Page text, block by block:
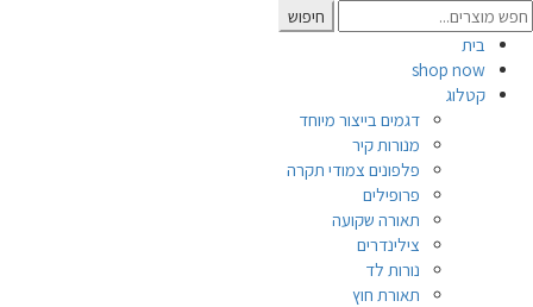
Search
for:
חיפוש
בית
shop now
קטלוג
דגמים בייצור מיוחד
מנורות קיר
פלפונים צמודי תקרה
פרופילים
תאורה שקועה
צילינדרים
נורות לד
תאורת חוץ